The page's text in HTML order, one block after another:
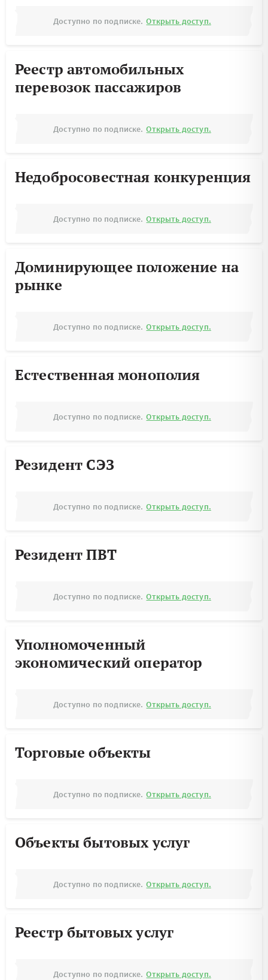
Доступно по подписке. Открыть доступ.
Реестр автомобильных
перевозок пассажиров
Доступно по подписке. Открыть доступ.
Недобросовестная конкуренция
Доступно по подписке. Открыть доступ.
Доминирующее положение на
рынке
Доступно по подписке. Открыть доступ.
Естественная монополия
Доступно по подписке. Открыть доступ.
Резидент СЭЗ
Доступно по подписке. Открыть доступ.
Резидент ПВТ
Доступно по подписке. Открыть доступ.
Уполномоченный
экономический оператор
Доступно по подписке. Открыть доступ.
Торговые объекты
Доступно по подписке. Открыть доступ.
Объекты бытовых услуг
Доступно по подписке. Открыть доступ.
Реестр бытовых услуг
Доступно по подписке. Открыть доступ.